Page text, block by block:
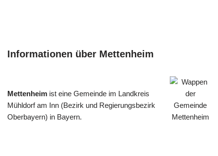
Informationen über Mettenheim
Mettenheim ist eine Gemeinde im Landkreis
Mühldorf am Inn (Bezirk und Regierungsbezirk
Oberbayern) in Bayern.